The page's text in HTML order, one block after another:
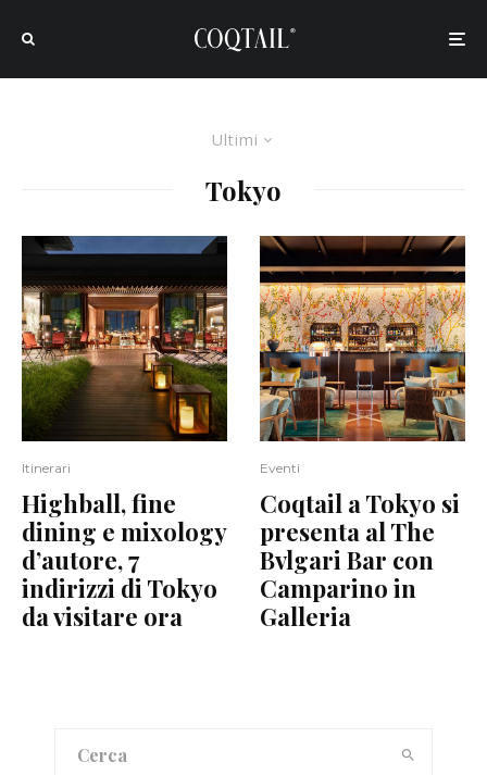
Ultimi
Tokyo
Itinerari
Highball, fine
dining e mixology
d’autore, 7
indirizzi di Tokyo
da visitare ora
Eventi
Coqtail a Tokyo si
presenta al The
Bvlgari Bar con
Camparino in
Galleria